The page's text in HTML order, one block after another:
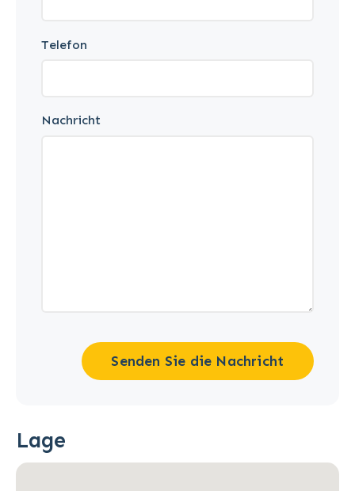
Telefon
Nachricht
Senden Sie die Nachricht
Lage